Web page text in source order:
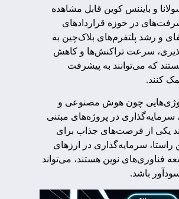
و بایننس کوین قابل مشاهده
در حوزه قراردادهای
و رشد پلتفرم‌های بلاک‌چین به
سرعت تراکنش‌ها و کاهش
که می‌توانند به پیشرفت
کنند.
چون هوش مصنوعی و
سرمایه‌گذاری در پروژه‌های مبتنی
یکی از فرصت‌های جذاب برای
در این راستا، سرمایه‌گذاری در ارزهای
فناوری‌های نوین هستند، می‌تواند
باشد.